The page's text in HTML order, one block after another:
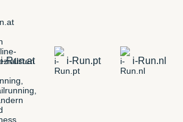
i-Run.at i-Run.pt i-Run.nl